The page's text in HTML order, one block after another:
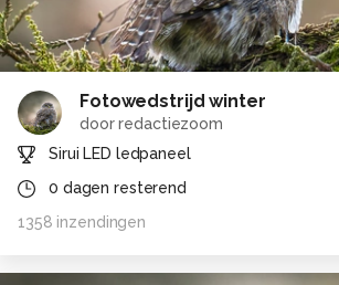
Fotowedstrijd winter
doorredactiezoom
Sirui LED ledpaneel
0 dagen resterend
1358 inzendingen